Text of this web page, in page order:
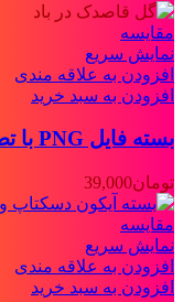
مقايسه
نمایش سریع
افزودن به علاقه مندی
افزودن به سبد خرید
بسته فایل PNG با تصاویر گل قاصدک
تومان39,000
مقايسه
نمایش سریع
افزودن به علاقه مندی
افزودن به سبد خرید